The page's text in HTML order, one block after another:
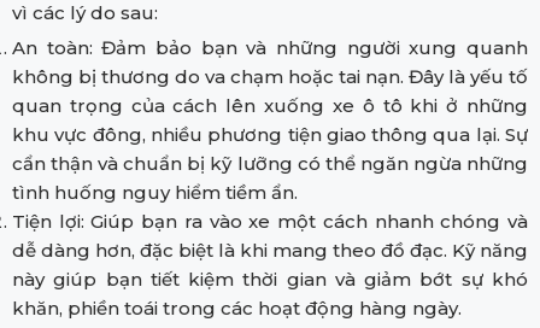
vì các lý do sau:
An toàn: Đảm bảo bạn và những người xung quanh
không bị thương do va chạm hoặc tai nạn. Đây là yếu tố
quan trọng của cách lên xuống xe ô tô khi ở những
khu vực đông, nhiều phương tiện giao thông qua lại. Sự
cẩn thận và chuẩn bị kỹ lưỡng có thể ngăn ngừa những
tình huống nguy hiểm tiềm ẩn.
Tiện lợi: Giúp bạn ra vào xe một cách nhanh chóng và
dễ dàng hơn, đặc biệt là khi mang theo đồ đạc. Kỹ năng
này giúp bạn tiết kiệm thời gian và giảm bớt sự khó
khăn, phiền toái trong các hoạt động hàng ngày.